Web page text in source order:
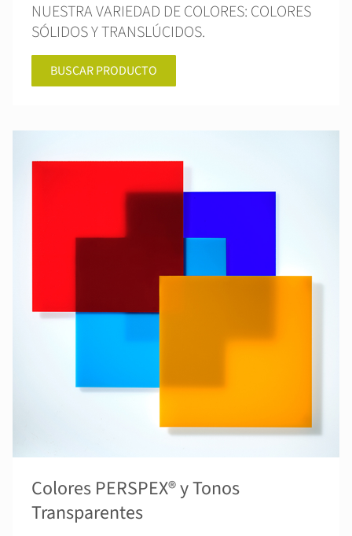
NUESTRA VARIEDAD DE COLORES: COLORES
SÓLIDOS Y TRANSLÚCIDOS.
BUSCAR PRODUCTO
Colores PERSPEX® y Tonos
Transparentes